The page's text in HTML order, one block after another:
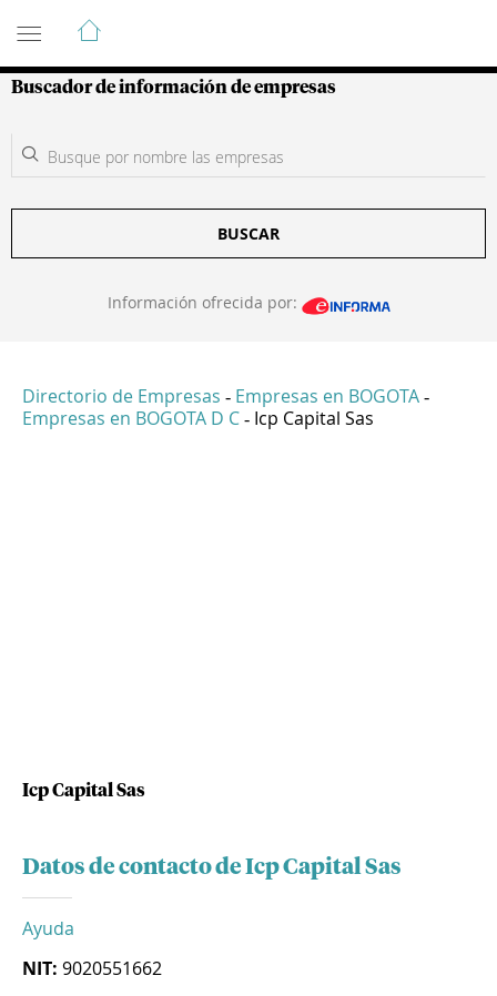
Guía de Empresas Colombianas
Buscador de información de empresas
BUSCAR
Información ofrecida por:
Directorio de Empresas - Empresas en BOGOTA -
Empresas en BOGOTA D C - Icp Capital Sas
Icp Capital Sas
Datos de contacto de Icp Capital Sas
Ayuda
NIT: 9020551662